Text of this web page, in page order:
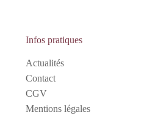
Infos pratiques
Actualités
Contact
CGV
Mentions légales